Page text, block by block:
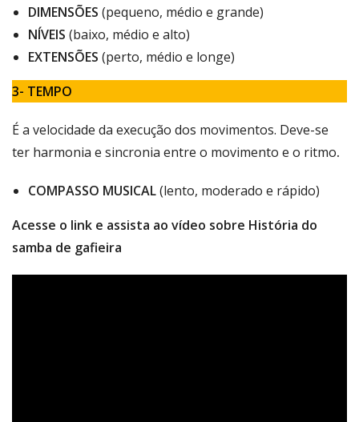
DIMENSÕES (pequeno, médio e grande)
NÍVEIS (baixo, médio e alto)
EXTENSÕES (perto, médio e longe)
3- TEMPO
É a velocidade da execução dos movimentos. Deve-se
ter harmonia e sincronia entre o movimento e o ritmo.
COMPASSO MUSICAL(lento, moderado e rápido)
Acesse o link e assista ao vídeo sobre História do
samba de gafieira